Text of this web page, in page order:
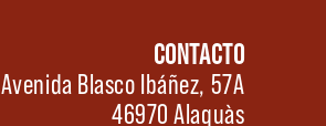
CONTACTO
Avenida Blasco Ibáñez, 57A
46970 Alaquàs